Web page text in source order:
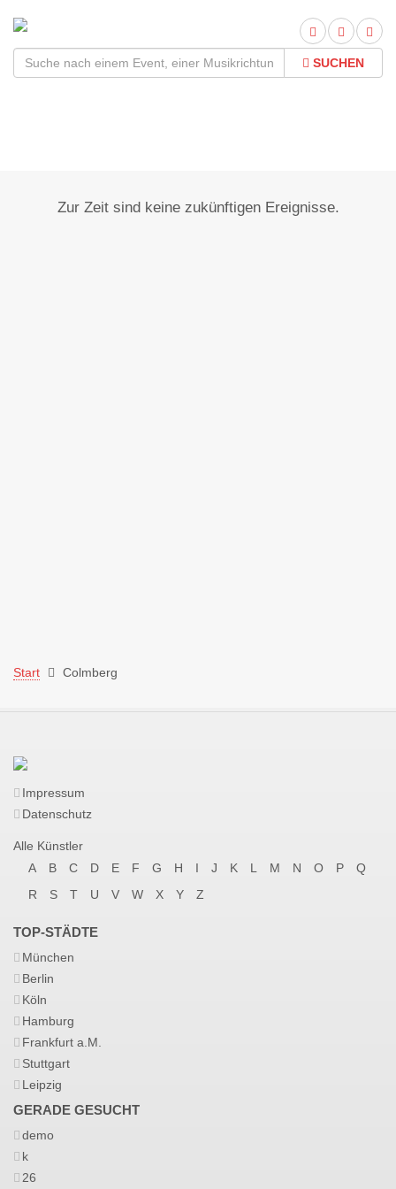
SUCHEN
Zur Zeit sind keine zukünftigen Ereignisse.
Start Colmberg
Impressum
Datenschutz
Alle Künstler
A
B C D E F G H I J K L M N O P
Q
R
S T U V W X Y Z
TOP-STÄDTE
München
Berlin
Köln
Hamburg
Frankfurt a.M.
Stuttgart
Leipzig
GERADE GESUCHT
demo
k
26